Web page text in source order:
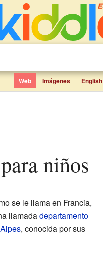
Web Imágenes English
niños
se le llama en Francia,
llamadadepartamento
, conocida por sus